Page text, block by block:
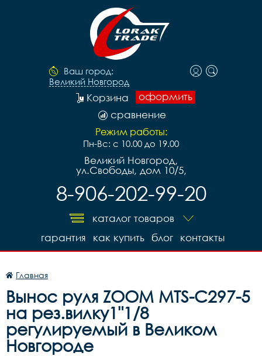
Ваш город:
Великий Новгород
оформить
Корзина
сравнение
Режим работы:
Пн-Вс: с 10.00 до 19.00
Великий Новгород,
ул.Свободы, дом 10/5,
8-906-202-99-20
каталог товаров
контакты
блог
как купить
гарантия
Главная
Вынос руля ZOOM MTS-C297-5
на рез.вилку1"1/8
регулируемый в Великом
Новгороде